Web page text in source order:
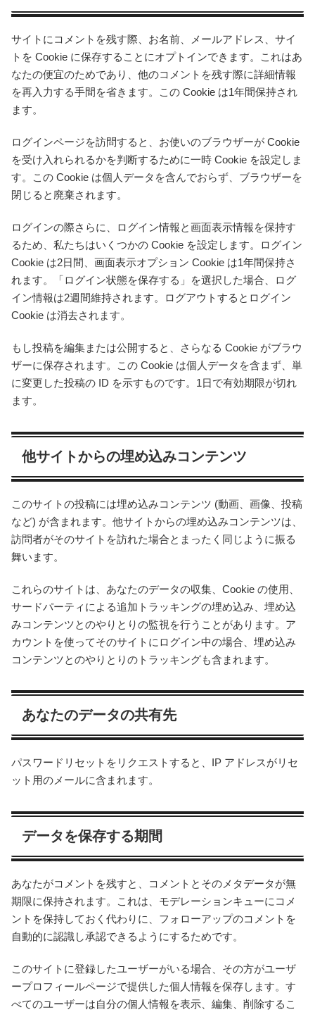
サイトにコメントを残す際、お名前、メールアドレス、サイ
トを Cookie に保存することにオプトインできます。これはあ
なたの便宜のためであり、他のコメントを残す際に詳細情報
を再入力する手間を省きます。この Cookie は1年間保持され
ます。
ログインページを訪問すると、お使いのブラウザーが Cookie
を受け入れられるかを判断するために一時 Cookie を設定しま
す。この Cookie は個人データを含んでおらず、ブラウザーを
閉じると廃棄されます。
ログインの際さらに、ログイン情報と画面表示情報を保持す
るため、私たちはいくつかの Cookie を設定します。ログイン
Cookie は2日間、画面表示オプション Cookie は1年間保持さ
れます。「ログイン状態を保存する」を選択した場合、ログ
イン情報は2週間維持されます。ログアウトするとログイン
Cookie は消去されます。
もし投稿を編集または公開すると、さらなる Cookie がブラウ
ザーに保存されます。この Cookie は個人データを含まず、単
に変更した投稿の ID を示すものです。1日で有効期限が切れ
ます。
他サイトからの埋め込みコンテンツ
このサイトの投稿には埋め込みコンテンツ (動画、画像、投稿
など) が含まれます。他サイトからの埋め込みコンテンツは、
訪問者がそのサイトを訪れた場合とまったく同じように振る
舞います。
これらのサイトは、あなたのデータの収集、Cookie の使用、
サードパーティによる追加トラッキングの埋め込み、埋め込
みコンテンツとのやりとりの監視を行うことがあります。ア
カウントを使ってそのサイトにログイン中の場合、埋め込み
コンテンツとのやりとりのトラッキングも含まれます。
あなたのデータの共有先
パスワードリセットをリクエストすると、IP アドレスがリセ
ット用のメールに含まれます。
データを保存する期間
あなたがコメントを残すと、コメントとそのメタデータが無
期限に保持されます。これは、モデレーションキューにコメ
ントを保持しておく代わりに、フォローアップのコメントを
自動的に認識し承認できるようにするためです。
このサイトに登録したユーザーがいる場合、その方がユーザ
ープロフィールページで提供した個人情報を保存します。す
べてのユーザーは自分の個人情報を表示、編集、削除するこ